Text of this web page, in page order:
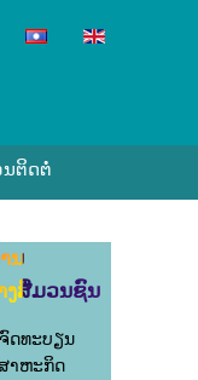
ນຕິດຕໍ່
ການ
ງສື່ມວນຊົນ
ດທະບຽນ
າຫະກິດ